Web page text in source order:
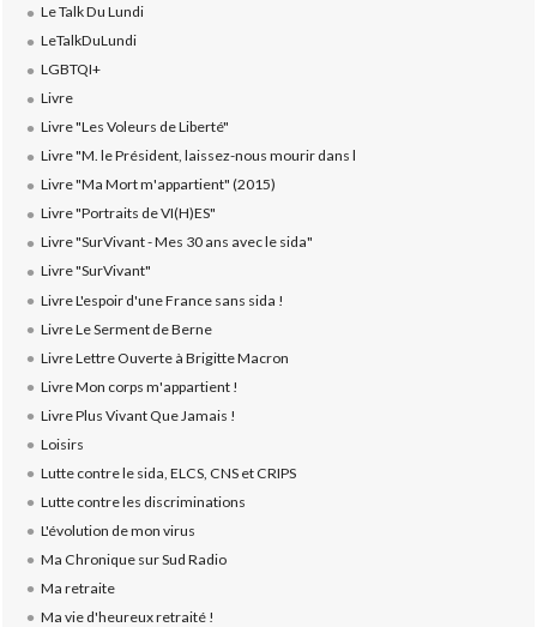
Le Talk Du Lundi
LeTalkDuLundi
LGBTQI+
Livre
Livre "Les Voleurs de Liberté"
Livre "M. le Président, laissez-nous mourir dans l
Livre "Ma Mort m'appartient" (2015)
Livre "Portraits de VI(H)ES"
Livre "SurVivant - Mes 30 ans avec le sida"
Livre "SurVivant"
Livre L'espoir d'une France sans sida !
Livre Le Serment de Berne
Livre Lettre Ouverte à Brigitte Macron
Livre Mon corps m'appartient !
Livre Plus Vivant Que Jamais !
Loisirs
Lutte contre le sida, ELCS, CNS et CRIPS
Lutte contre les discriminations
L'évolution de mon virus
Ma Chronique sur Sud Radio
Ma retraite
Ma vie d'heureux retraité !